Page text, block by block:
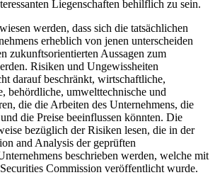
Liegenschaften behilflich zu sein.
werden, dass sich die tatsächlichen
erheblich von jenen unterscheiden
zukunftsorientierten Aussagen zum
Risiken und Ungewissheiten
darauf beschränkt, wirtschaftliche,
behördliche, umwelttechnische und
die die Arbeiten des Unternehmens, die
die Preise beeinflussen könnten. Die
bezüglich der Risiken lesen, die in der
and Analysis der geprüften
beschrieben werden, welche mit
Commission veröffentlicht wurde.